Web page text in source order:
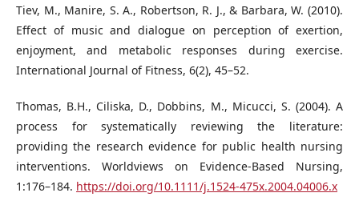
Tiev, M., Manire, S. A., Robertson, R. J., & Barbara, W. (2010).
Effect of music and dialogue on perception of exertion,
enjoyment, and metabolic responses during exercise.
International Journal of Fitness, 6(2), 45–52.
Thomas, B.H., Ciliska, D., Dobbins, M., Micucci, S. (2004). A
process for systematically reviewing the literature:
providing the research evidence for public health nursing
interventions. Worldviews on Evidence-Based Nursing,
1:176–184. https://doi.org/10.1111/j.1524-475x.2004.04006.x